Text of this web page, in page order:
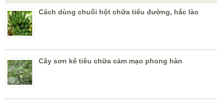
Cách dùng chuối hột chữa tiểu đường, hắc lào
Cây sơn kê tiêu chữa cảm mạo phong hàn